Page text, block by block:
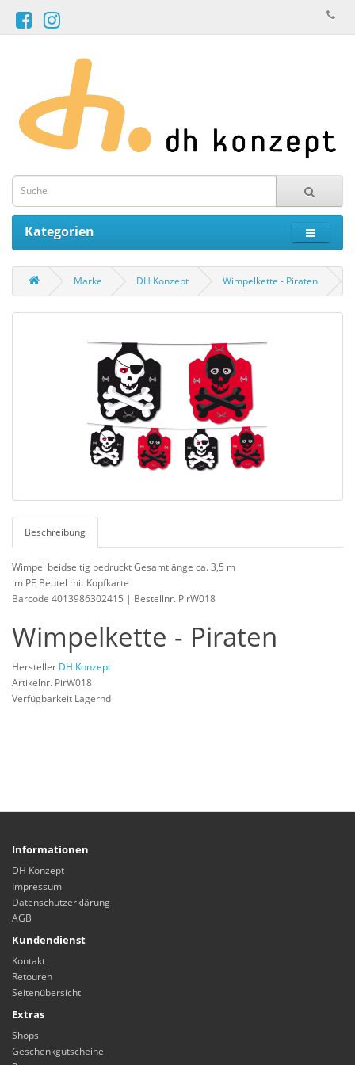
Kategorien
Marke DH Konzept Wimpelkette - Piraten
Beschreibung
Wimpel beidseitig bedruckt Gesamtlänge ca. 3,5 m
im PE Beutel mit Kopfkarte
Barcode 4013986302415 | Bestellnr. PirW018
Wimpelkette - Piraten
Hersteller DH Konzept
Artikelnr. PirW018
Verfügbarkeit Lagernd
Informationen
DH Konzept
Impressum
Datenschutzerklärung
AGB
Kundendienst
Kontakt
Retouren
Seitenübersicht
Extras
Shops
Geschenkgutscheine